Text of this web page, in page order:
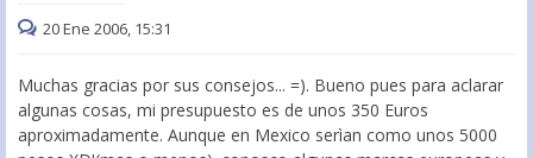
20 Ene 2006, 15:31
Muchas gracias por sus consejos... =). Bueno pues para aclarar
algunas cosas, mi presupuesto es de unos 350 Euros
aproximadamente. Aunque en Mexico serìan como unos 5000